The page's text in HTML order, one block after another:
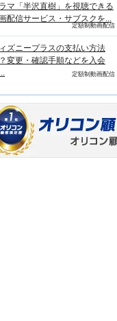
マ「半沢直樹」を視聴できる
配信サービス・サブスクを...
定額制動画配信
ズニープラスの支払い方法
変更・確認手順などを入会
定額制動画配信